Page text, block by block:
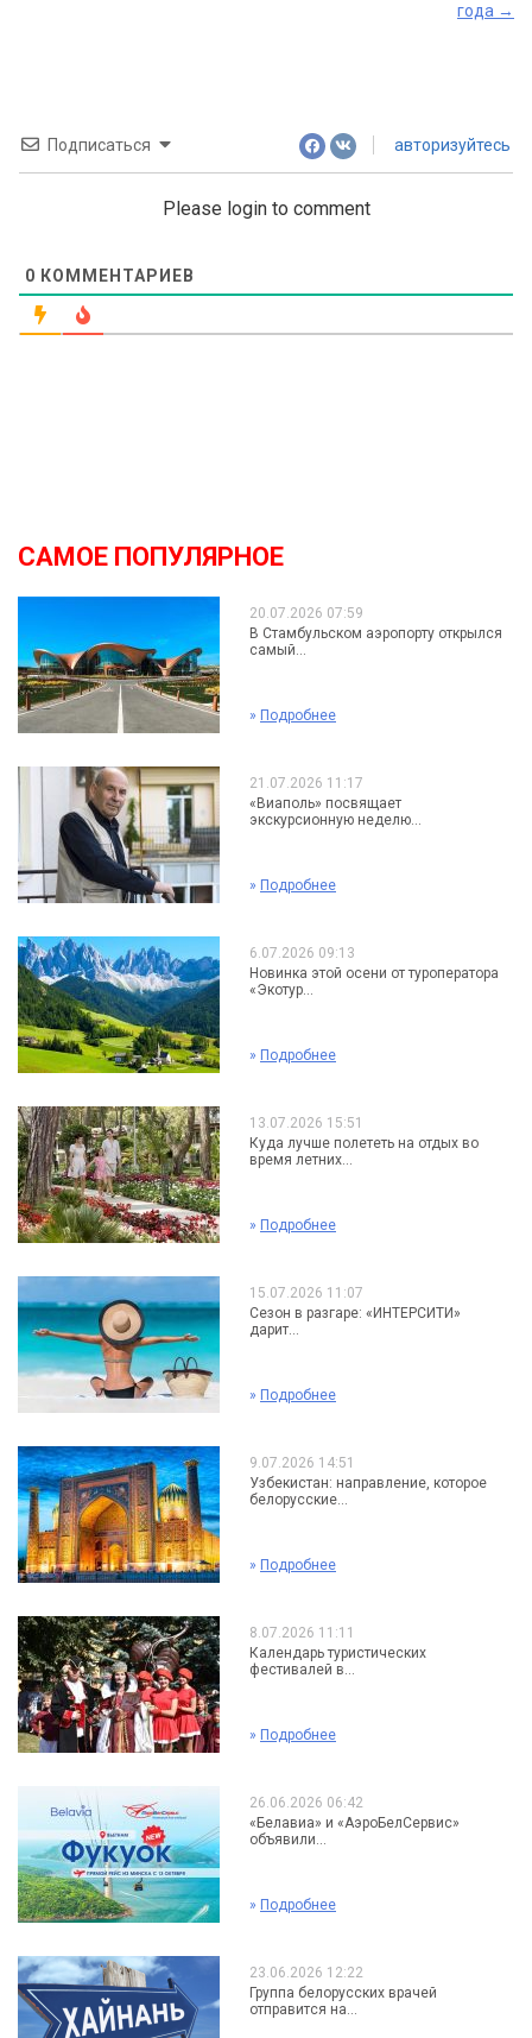
года →
Подписаться авторизуйтесь
Please login to comment
0 КОММЕНТАРИЕВ
САМОЕ ПОПУЛЯРНОЕ
20.07.2026 07:59
В Стамбульском аэропорту открылся
самый...
» Подробнее
21.07.2026 11:17
«Виаполь» посвящает
экскурсионную неделю...
» Подробнее
6.07.2026 09:13
Новинка этой осени от туроператора
«Экотур...
» Подробнее
13.07.2026 15:51
Куда лучше полететь на отдых во
время летних...
» Подробнее
15.07.2026 11:07
Сезон в разгаре: «ИНТЕРСИТИ»
дарит...
» Подробнее
9.07.2026 14:51
Узбекистан: направление, которое
белорусские...
» Подробнее
8.07.2026 11:11
Календарь туристических
фестивалей в...
» Подробнее
26.06.2026 06:42
«Белавиа» и «АэроБелСервис»
объявили...
» Подробнее
23.06.2026 12:22
Группа белорусских врачей
отправится на...